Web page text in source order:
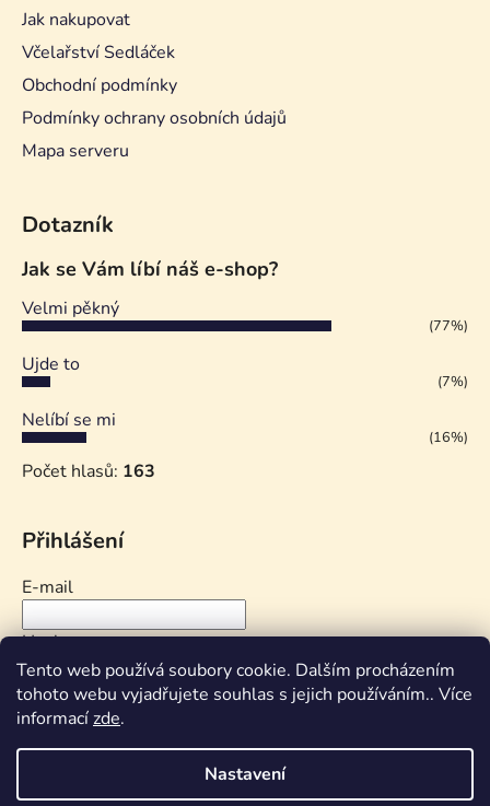
Tento web používá soubory cookie. Dalším procházením
tohoto webu vyjadřujete souhlas s jejich používáním.. Více
informacízde.
Nastavení
Jak nakupovat
Včelařství Sedláček
Obchodní podmínky
Podmínky ochrany osobních údajů
Mapa serveru
Dotazník
Jak se Vám líbí náš e-shop?
Velmi pěkný
(77%)
Ujde to
(7%)
Nelíbí se mi
(16%)
Počet hlasů: 163
Přihlášení
E-mail
Heslo
PŘIHLÁSIT SE
Nová registraceZapomenuté heslo